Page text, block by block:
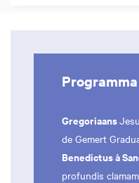
Programma
Gregoriaans
de Gemert
Benedictus à
profundis